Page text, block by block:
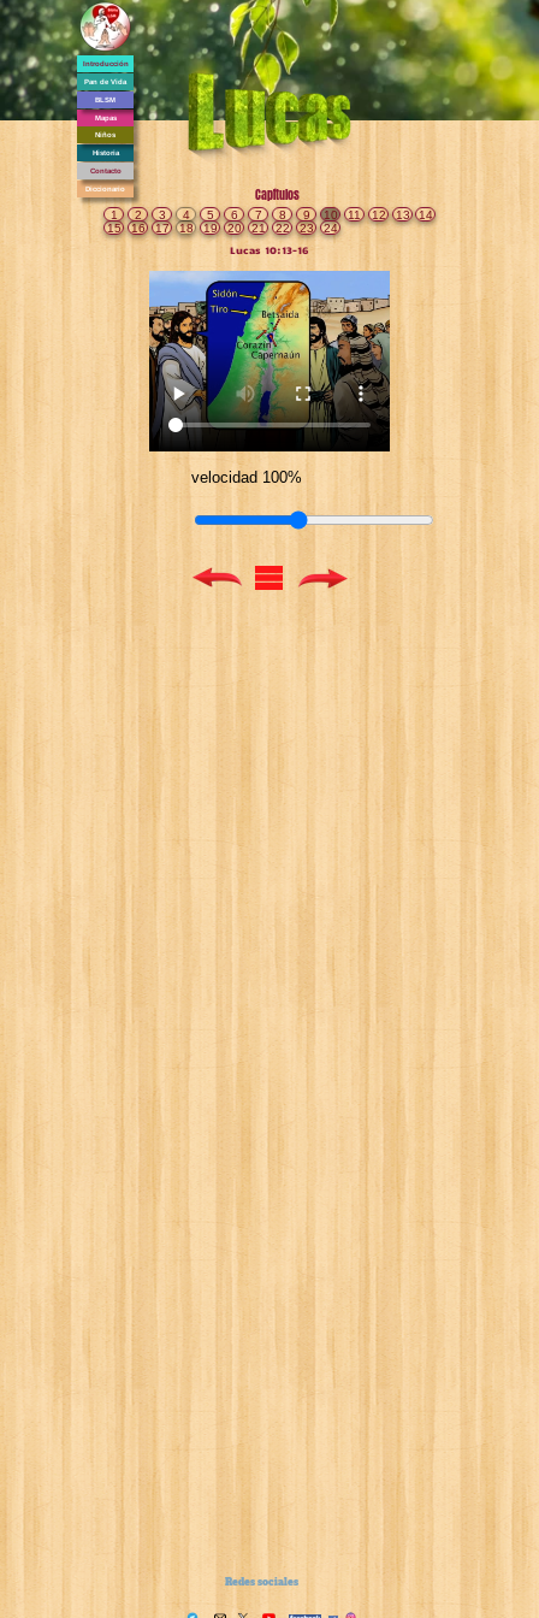
Introducción
Pan de Vida
BLSM
Mapas
Niños
Historia
Contacto
Diccionario Capítulos
1 2 3 4 5 6 7 8 9 10 11 12 13
14
15
16 17 18 19 20 21 22 23
24
Lucas 10:13-16
velocidad 100%
Redes sociales